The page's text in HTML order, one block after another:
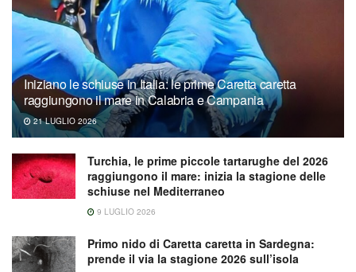
Iniziano le schiuse in Italia: le prime Caretta caretta
raggiungono il mare in Calabria e Campania
21 LUGLIO 2026
Turchia, le prime piccole tartarughe del 2026
raggiungono il mare: inizia la stagione delle
schiuse nel Mediterraneo
9 LUGLIO 2026
Primo nido di Caretta caretta in Sardegna:
prende il via la stagione 2026 sull’isola